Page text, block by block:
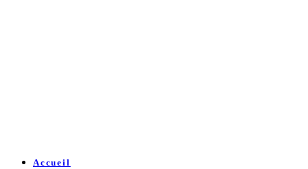
Accueil